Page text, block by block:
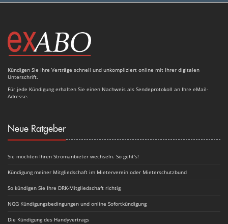
Kündigen Sie Ihre Verträge schnell und unkompliziert online mit Ihrer digitalen
Unterschrift.
Für jede Kündigung erhalten Sie einen Nachweis als Sendeprotokoll an Ihre eMail-
Adresse.
Neue Ratgeber
Sie möchten Ihren Stromanbieter wechseln. So geht's!
Kündigung meiner Mitgliedschaft im Mieterverein oder Mieterschutzbund
So kündigen Sie Ihre DRK-Mitgliedschaft richtig
NGG Kündigungsbedingungen und online Sofortkündigung
Die Kündigung des Handyvertrags